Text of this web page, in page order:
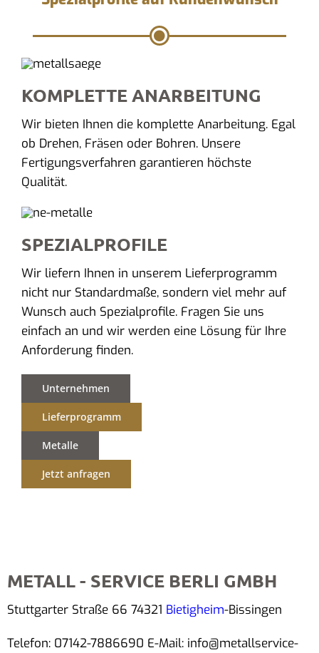
KOMPLETTE ANARBEITUNG
Wir bieten Ihnen die komplette Anarbeitung. Egal
ob Drehen, Fräsen oder Bohren. Unsere
Fertigungsverfahren garantieren höchste
Qualität.
SPEZIALPROFILE
Wir liefern Ihnen in unserem Lieferprogramm
nicht nur Standardmaße, sondern viel mehr auf
Wunsch auch Spezialprofile. Fragen Sie uns
einfach an und wir werden eine Lösung für Ihre
Anforderung finden.
Unternehmen
Lieferprogramm
Metalle
Jetzt anfragen
METALL - SERVICE BERLI GMBH
Stuttgarter Straße 66 74321 Bietigheim-Bissingen
Telefon: 07142-7886690 E-Mail: info@metallservice-